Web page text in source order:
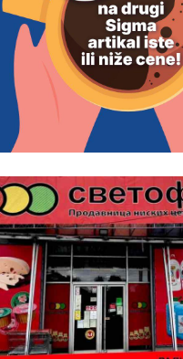
и флотација
Рудник
рудара.
школа, пожељно
на истим и
али не и
Обезбеђен
исхрана. 032/57-
22
услуге завршних
радова. 061/25-
потребан
064/02-85-511